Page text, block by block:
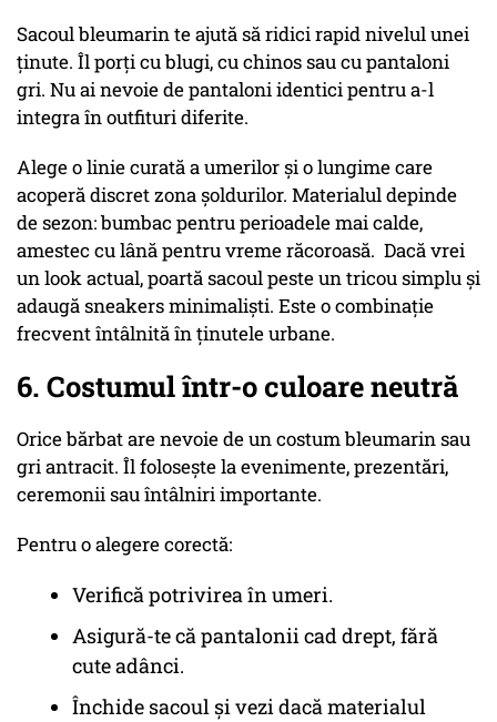
Sacoul bleumarin te ajută să ridici rapid nivelul unei
ținute. Îl porți cu blugi, cu chinos sau cu pantaloni
gri. Nu ai nevoie de pantaloni identici pentru a-l
integra în outfituri diferite.
Alege o linie curată a umerilor și o lungime care
acoperă discret zona șoldurilor. Materialul depinde
de sezon: bumbac pentru perioadele mai calde,
amestec cu lână pentru vreme răcoroasă. Dacă vrei
un look actual, poartă sacoul peste un tricou simplu și
adaugă sneakers minimaliști. Este o combinație
frecvent întâlnită în ținutele urbane.
6. Costumul într-o culoare neutră
Orice bărbat are nevoie de un costum bleumarin sau
gri antracit. Îl folosește la evenimente, prezentări,
ceremonii sau întâlniri importante.
Pentru o alegere corectă:
Verifică potrivirea în umeri.
Asigură-te că pantalonii cad drept, fără
cute adânci.
Închide sacoul și vezi dacă materialul